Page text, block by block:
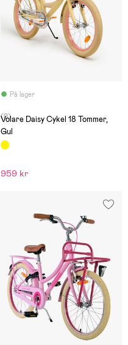
På lager
(0)
Volare Daisy Cykel 18 Tommer,
Gul
959 kr